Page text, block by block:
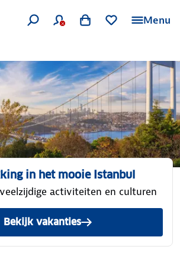
Menu
in het mooie Istanbul
activiteiten en culturen
Bekijk vakanties